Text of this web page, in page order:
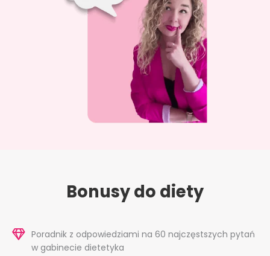
Bonusy do diety
Poradnik z odpowiedziami na 60 najczęstszych pytań
w gabinecie dietetyka